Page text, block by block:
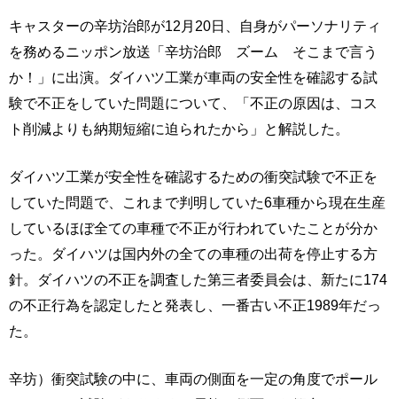
キャスターの辛坊治郎が12月20日、自身がパーソナリティ
を務めるニッポン放送「辛坊治郎 ズーム そこまで言う
か！」に出演。ダイハツ工業が車両の安全性を確認する試
験で不正をしていた問題について、「不正の原因は、コス
ト削減よりも納期短縮に迫られたから」と解説した。
ダイハツ工業が安全性を確認するための衝突試験で不正を
していた問題で、これまで判明していた6車種から現在生産
しているほぼ全ての車種で不正が行われていたことが分か
った。ダイハツは国内外の全ての車種の出荷を停止する方
針。ダイハツの不正を調査した第三者委員会は、新たに174
の不正行為を認定したと発表し、一番古い不正1989年だっ
た。
辛坊）衝突試験の中に、車両の側面を一定の角度でポール